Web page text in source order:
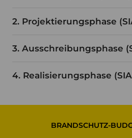
2. Projektierungsphase
3. Ausschreibungsphase
4. Realisierungsphase (SIA
BRANDSCHUTZ-